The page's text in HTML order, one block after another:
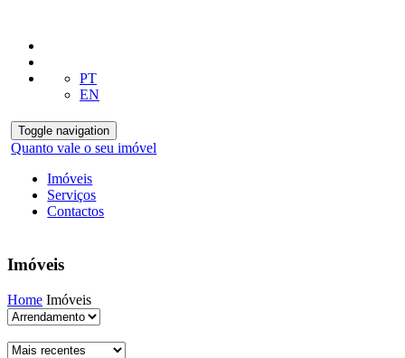
PT
EN
Toggle navigation
Quanto vale o seu imóvel
Imóveis
Serviços
Contactos
Imóveis
Home Imóveis